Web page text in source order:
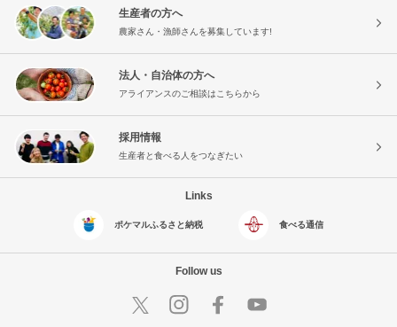
生産者の方へ
農家さん・漁師さんを募集しています!
法人・自治体の方へ
アライアンスのご相談はこちらから
採用情報
生産者と食べる人をつなぎたい
Links
ポケマルふるさと納税 食べる通信
Follow us